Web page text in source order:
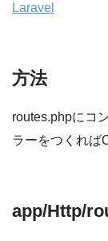
Laravel
方法
routes.phpにコ
ラーをつくれば
app/Http/